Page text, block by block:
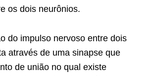
os dois neurônios.
do impulso nervoso entre dois
através de uma sinapse que
de união no qual existe